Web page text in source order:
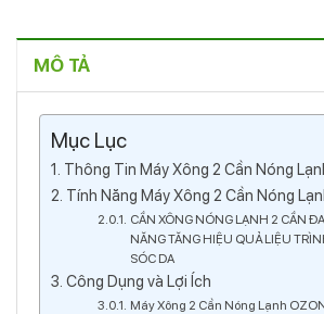
MÔ TẢ
Mục Lục
Thông Tin Máy Xông 2 Cần Nóng
Tính Năng Máy Xông 2 Cần Nóng
CẦN XÔNG NÓNG LẠNH 2 CẦN
NĂNG TĂNG HIỆU QUẢ LIỆU
SÓC DA
Công Dụng và Lợi Ích
Máy Xông 2 Cần Nóng Lạnh